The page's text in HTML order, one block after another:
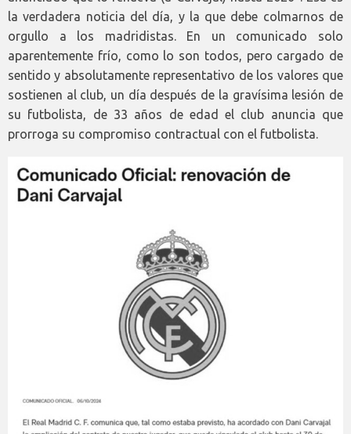
la verdadera noticia del día, y la que debe colmarnos de
orgullo a los madridistas. En un comunicado solo
aparentemente frío, como lo son todos, pero cargado de
sentido y absolutamente representativo de los valores que
sostienen al club, un día después de la gravísima lesión de
su futbolista, de 33 años de edad el club anuncia que
prorroga su compromiso contractual con el futbolista.